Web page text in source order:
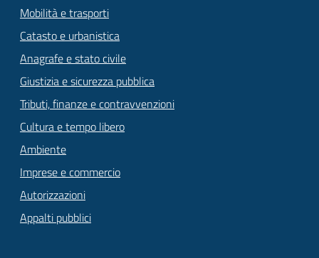
Mobilità e trasporti
Catasto e urbanistica
Anagrafe e stato civile
Giustizia e sicurezza pubblica
Tributi, finanze e contravvenzioni
Cultura e tempo libero
Ambiente
Imprese e commercio
Autorizzazioni
Appalti pubblici